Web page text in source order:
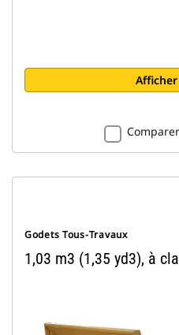
Godets Tous-Travaux
1,03 m3 (1,35 yd3), à